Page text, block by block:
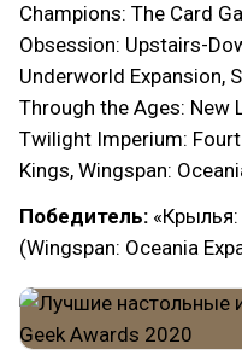
Champions: The Card
Obsession: Upstairs-
Underworld Expansion,
Through the Ages: New
Twilight Imperium:
Kings, Wingspan:
Победитель:
(Wingspan: Oceania